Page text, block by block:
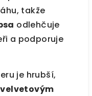
takže
odlehčuje
a podporuje
je hrubší,